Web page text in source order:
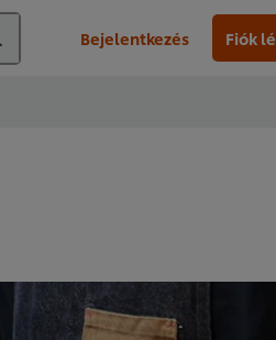
Bejelentkezés Fiók